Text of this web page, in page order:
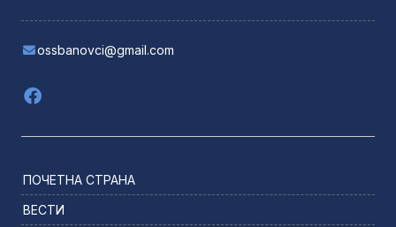
ossbanovci@gmail.com
ПОЧЕТНА СТРАНА
ВЕСТИ